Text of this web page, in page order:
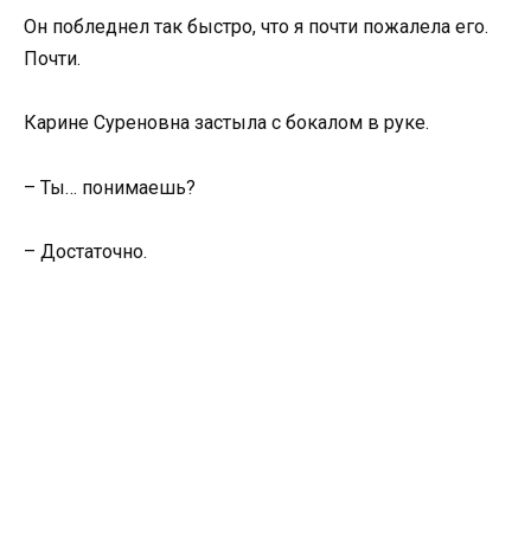
Он побледнел так быстро, что я почти пожалела его.
Почти.
Карине Суреновна застыла с бокалом в руке.
– Ты… понимаешь?
– Достаточно.